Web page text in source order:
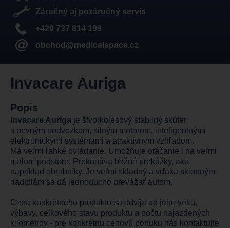
Záručný aj pozáručný servis
+420 737 814 199
obchod@medicalspace.cz
Invacare Auriga
Popis
Invacare Auriga je štvorkolesový stabilný skúter
s pevným podvozkom, silným motorom, inteligentnými
elektronickými systémami a atraktívnym vzhľadom.
Má veľmi ľahké ovládanie. Umožňuje otáčanie i na veľmi
malom priestore. Prekonáva bežné prekážky, ako
napríklad obrubníky. Je veľmi skladný a vďaka sklopným
riadidlám sa dá jednoducho prevážať autom.
Cena konkrétneho produktu sa odvíja od jeho veku,
výbavy, celkového stavu produktu a počtu najazdených
kilometrov - pre konkrétnu cenovú ponuku nás kontaktujte